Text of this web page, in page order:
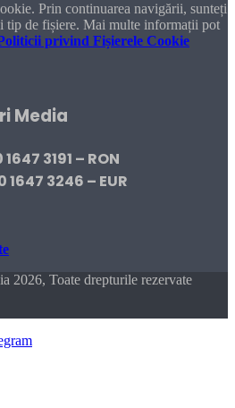
Prin continuarea navigării, sunteți
tip de fișiere. Mai multe informații pot
privind Fișierele Cookie
Media
3191 – RON
1647 3246 – EUR
2026, Toate drepturile rezervate